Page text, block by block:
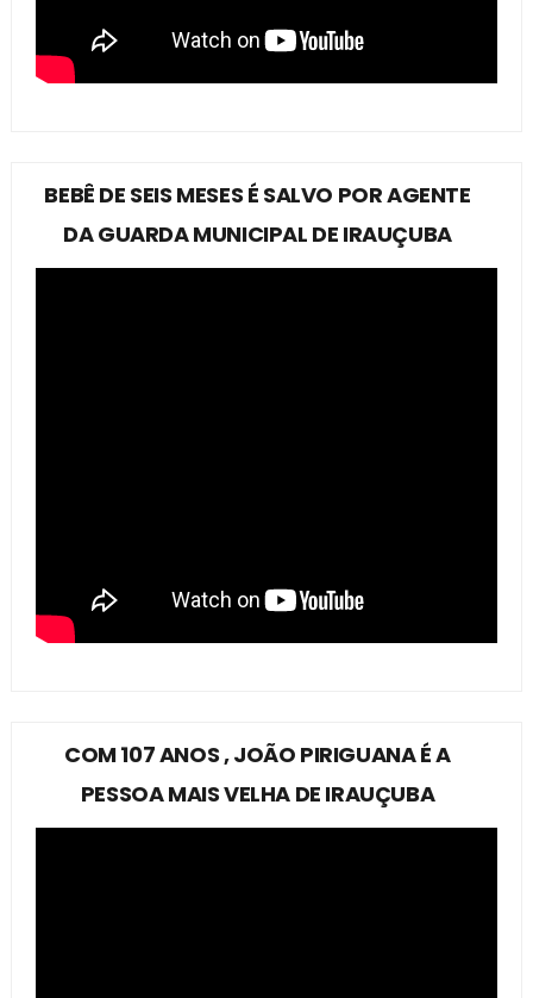
BEBÊ DE SEIS MESES É SALVO POR AGENTE
DA GUARDA MUNICIPAL DE IRAUÇUBA
COM 107 ANOS , JOÃO PIRIGUANA É A
PESSOA MAIS VELHA DE IRAUÇUBA